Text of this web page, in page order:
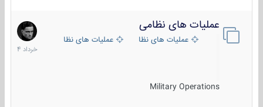
عملیات های نظامی
عملیات های نظامی ایرانعملیات های نظامی خارجی
Military Operations
5
خرداد
1404